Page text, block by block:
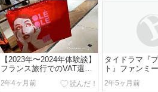
【2023年〜2024年体験談】
フランス旅行でのVAT還付
受け取りに8ヶ月もかかっ
た話【Planet Tax Free】
2年4ヶ月前
タイドラマ『
ト』ファンミ
出てきたタイ
ざ・慣用句（
2年5ヶ月前